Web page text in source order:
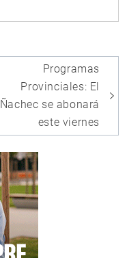
Programas
Provinciales: El
Ñachec se abonará
este viernes